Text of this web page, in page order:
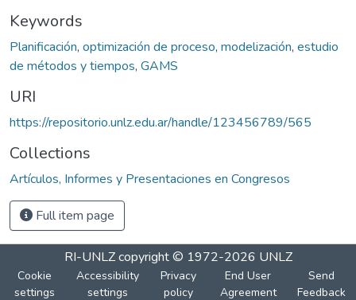
Keywords
Planificación, optimización de proceso, modelización, estudio
de métodos y tiempos, GAMS
URI
https://repositorio.unlz.edu.ar/handle/123456789/565
Collections
Artículos, Informes y Presentaciones en Congresos
Full item page
RI-UNLZcopyright © 1972-2026 UNLZ
Cookie
settings
Accessibility
settings
Privacy
policy
End User
Agreement
Send
Feedback